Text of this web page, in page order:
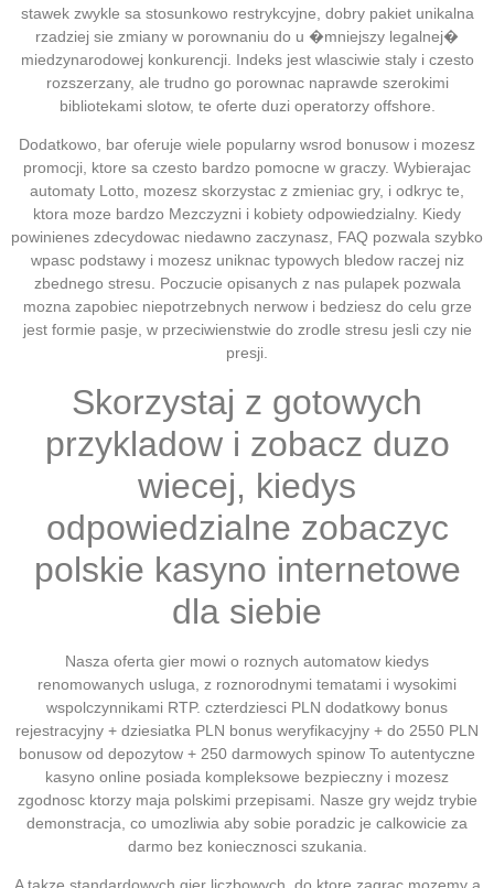
stawek zwykle sa stosunkowo restrykcyjne, dobry pakiet unikalna
rzadziej sie zmiany w porownaniu do u �mniejszy legalnej�
miedzynarodowej konkurencji. Indeks jest wlasciwie staly i czesto
rozszerzany, ale trudno go porownac naprawde szerokimi
bibliotekami slotow, te oferte duzi operatorzy offshore.
Dodatkowo, bar oferuje wiele popularny wsrod bonusow i mozesz
promocji, ktore sa czesto bardzo pomocne w graczy. Wybierajac
automaty Lotto, mozesz skorzystac z zmieniac gry, i odkryc te,
ktora moze bardzo Mezczyzni i kobiety odpowiedzialny. Kiedy
powinienes zdecydowac niedawno zaczynasz, FAQ pozwala szybko
wpasc podstawy i mozesz uniknac typowych bledow raczej niz
zbednego stresu. Poczucie opisanych z nas pulapek pozwala
mozna zapobiec niepotrzebnych nerwow i bedziesz do celu grze
jest formie pasje, w przeciwienstwie do zrodle stresu jesli czy nie
presji.
Skorzystaj z gotowych
przykladow i zobacz duzo
wiecej, kiedys
odpowiedzialne zobaczyc
polskie kasyno internetowe
dla siebie
Nasza oferta gier mowi o roznych automatow kiedys
renomowanych usluga, z roznorodnymi tematami i wysokimi
wspolczynnikami RTP. czterdziesci PLN dodatkowy bonus
rejestracyjny + dziesiatka PLN bonus weryfikacyjny + do 2550 PLN
bonusow od depozytow + 250 darmowych spinow To autentyczne
kasyno online posiada kompleksowe bezpieczny i mozesz
zgodnosc ktorzy maja polskimi przepisami. Nasze gry wejdz trybie
demonstracja, co umozliwia aby sobie poradzic je calkowicie za
darmo bez koniecznosci szukania.